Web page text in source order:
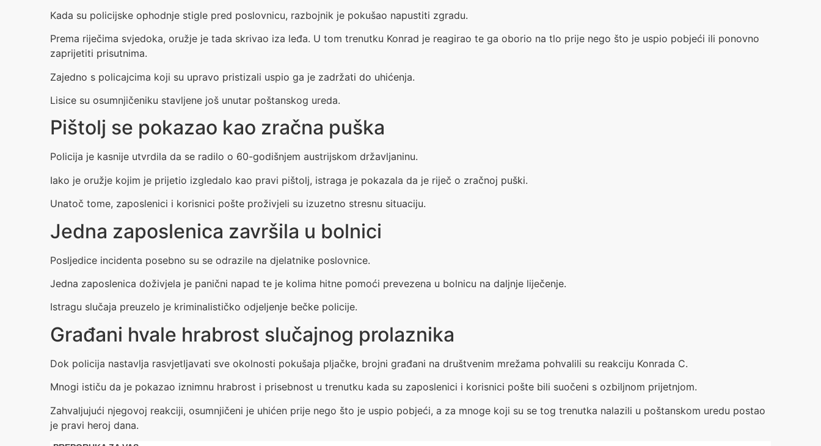
Kada su policijske ophodnje stigle pred poslovnicu, razbojnik je pokušao napustiti zgradu.
Prema riječima svjedoka, oružje je tada skrivao iza leđa. U tom trenutku Konrad je reagirao te ga oborio na tlo prije nego što je uspio pobjeći ili ponovno
zaprijetiti prisutnima.
Zajedno s policajcima koji su upravo pristizali uspio ga je zadržati do uhićenja.
Lisice su osumnjičeniku stavljene još unutar poštanskog ureda.
Pištolj se pokazao kao zračna puška
Policija je kasnije utvrdila da se radilo o 60-godišnjem austrijskom državljaninu.
Iako je oružje kojim je prijetio izgledalo kao pravi pištolj, istraga je pokazala da je riječ o zračnoj puški.
Unatoč tome, zaposlenici i korisnici pošte proživjeli su izuzetno stresnu situaciju.
Jedna zaposlenica završila u bolnici
Posljedice incidenta posebno su se odrazile na djelatnike poslovnice.
Jedna zaposlenica doživjela je panični napad te je kolima hitne pomoći prevezena u bolnicu na daljnje liječenje.
Istragu slučaja preuzelo je kriminalističko odjeljenje bečke policije.
Građani hvale hrabrost slučajnog prolaznika
Dok policija nastavlja rasvjetljavati sve okolnosti pokušaja pljačke, brojni građani na društvenim mrežama pohvalili su reakciju Konrada C.
Mnogi ističu da je pokazao iznimnu hrabrost i prisebnost u trenutku kada su zaposlenici i korisnici pošte bili suočeni s ozbiljnom prijetnjom.
Zahvaljujući njegovoj reakciji, osumnjičeni je uhićen prije nego što je uspio pobjeći, a za mnoge koji su se tog trenutka nalazili u poštanskom uredu postao
je pravi heroj dana.